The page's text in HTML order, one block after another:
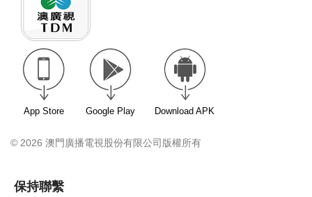
App Store Google Play Download APK
© 2026 澳門廣播電視股份有限公司版權所有
保持聯繫